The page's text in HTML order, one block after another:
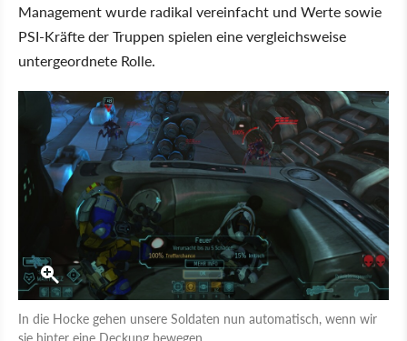
Management wurde radikal vereinfacht und Werte sowie
PSI-Kräfte der Truppen spielen eine vergleichsweise
untergeordnete Rolle.
In die Hocke gehen unsere Soldaten nun automatisch, wenn wir
sie hinter eine Deckung bewegen.